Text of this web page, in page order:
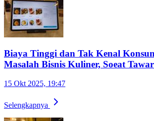
Biaya Tinggi dan Tak Kenal
Masalah Bisnis Kuliner, Soeat
15 Okt 2025, 19:47
Selengkapnya